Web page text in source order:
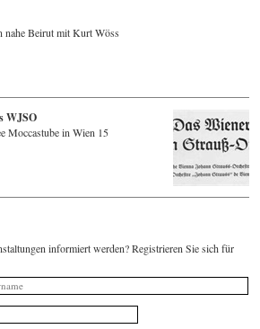
Beirut mit Kurt Wöss
WJSO
Moccastube in Wien 15
informiert werden? Registrieren Sie sich für